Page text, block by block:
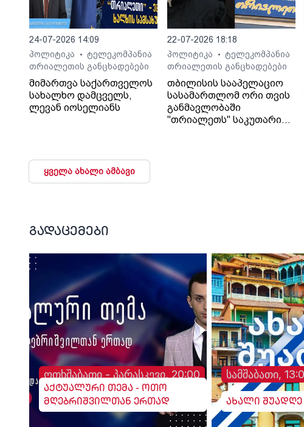
24-07-2026 14:09
პოლიტიკა
• ტელეკომპანია
თრიალეთის განცხადებები
მიმართვა საქართველოს
სახალხო დამცველს,
ლევან იოსელიანს
22-07-2026 18:18
პოლიტიკა
• ტელეკომპანია
თრიალეთის განცხადებები
თბილისის სააპელაციო
სასამართლომ ორი თვის
განმავლობაში
"თრიალეთს" საკუთარი
ყველა ახალი ამბავი
გადაცემები
ოთხშაბათი - პარასკევი, 20:00
აქტუალური თემა - ოთო
მღებრიშვილთან ერთად
სამშაბათი,
ახალი შუადღე